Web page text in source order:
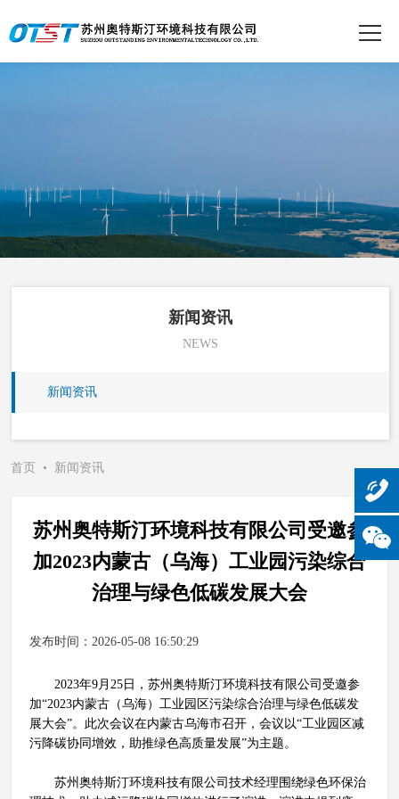
新闻资讯
NEWS
新闻资讯
首页 • 新闻资讯
苏州奥特斯汀环境科技有限公司受邀参
加2023内蒙古（乌海）工业园污染综合
治理与绿色低碳发展大会
发布时间：2026-05-08 16:50:29
2023年9月25日，苏州奥特斯汀环境科技有限公司受邀参
加“2023内蒙古（乌海）工业园区污染综合治理与绿色低碳发
展大会”。此次会议在内蒙古乌海市召开，会议以“工业园区减
污降碳协同增效，助推绿色高质量发展”为主题。
苏州奥特斯汀环境科技有限公司技术经理围绕绿色环保治